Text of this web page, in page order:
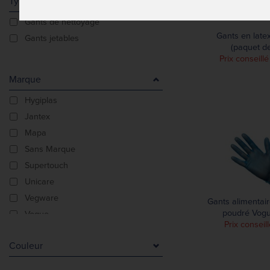
Gants de nettoyage
Gants jetables
Marque
Hygiplas
Jantex
Mapa
Sans Marque
Supertouch
Unicare
Vegware
Vogue
Couleur
Gants en
(paquet
Prix
Gants
poudré
Prix